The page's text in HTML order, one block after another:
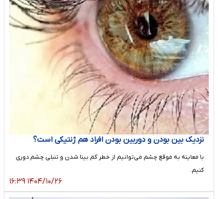
نزدیک بین بودن و دوربین بودن افراد هم ژنتیکی است؟
با معاینه به موقع چشم می‌توانیم از خطر کم بینا شدن و تنبلی چشم دوری
کنیم.
۱۴۰۴/۱۰/۲۶ ۱۶:۳۹